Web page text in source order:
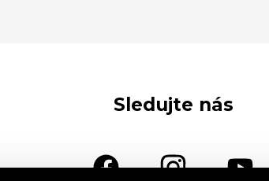
Sledujte nás